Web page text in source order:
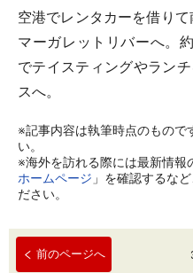
空港でレンタカーを借り
マーガレットリバーへ。
でテイスティングやラン
スへ。
※記事内容は執筆時点のもので
い。
※海外を訪れる際には最新情報
ホームページ 」を確認するな
ださい。
前のページへ